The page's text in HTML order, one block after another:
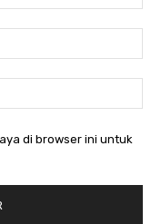
di browser ini untuk